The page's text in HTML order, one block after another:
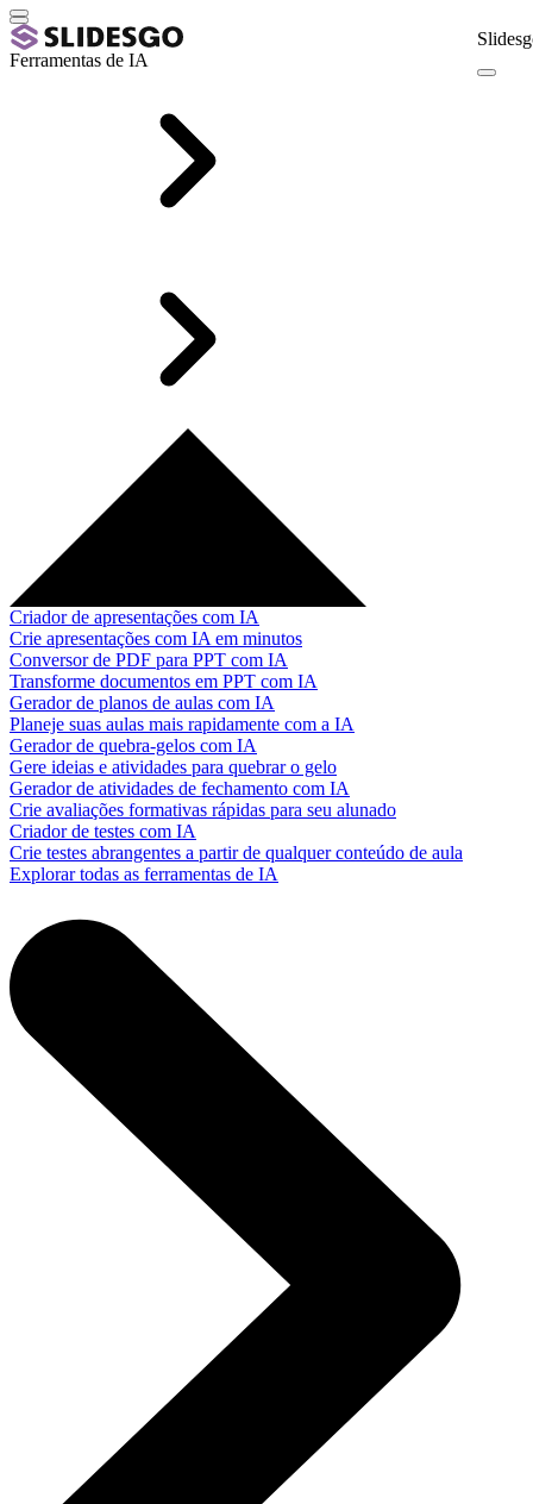
Ferramentas de IA
Criador de apresentações com IA
Crie apresentações com IA em minutos
Conversor de PDF para PPT com IA
Transforme documentos em PPT com IA
Gerador de planos de aulas com IA
Planeje suas aulas mais rapidamente com a IA
Gerador de quebra-gelos com IA
Gere ideias e atividades para quebrar o gelo
Gerador de atividades de fechamento com IA
Crie avaliações formativas rápidas para seu alunado
Criador de testes com IA
Crie testes abrangentes a partir de qualquer conteúdo de aula
Explorar todas as ferramentas de IA